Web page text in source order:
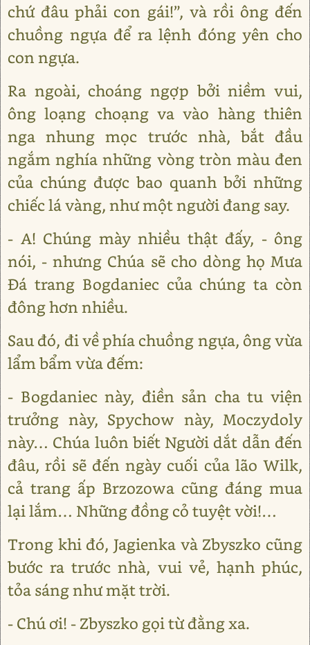
chứ đâu phải con gái!”, và rồi ông đến
chuồng ngựa để ra lệnh đóng yên cho
con ngựa.
Ra ngoài, choáng ngợp bởi niềm vui,
ông loạng choạng va vào hàng thiên
nga nhung mọc trước nhà, bắt đầu
ngắm nghía những vòng tròn màu đen
của chúng được bao quanh bởi những
chiếc lá vàng, như một người đang say.
- A! Chúng mày nhiều thật đấy, - ông
nói, - nhưng Chúa sẽ cho dòng họ Mưa
Đá trang Bogdaniec của chúng ta còn
đông hơn nhiều.
Sau đó, đi về phía chuồng ngựa, ông vừa
lẩm bẩm vừa đếm:
- Bogdaniec này, điền sản cha tu viện
trưởng này, Spychow này, Moczydoly
này… Chúa luôn biết Người dắt dẫn đến
đâu, rồi sẽ đến ngày cuối của lão Wilk,
cả trang ấp Brzozowa cũng đáng mua
lại lắm… Những đồng cỏ tuyệt vời!…
Trong khi đó, Jagienka và Zbyszko cũng
bước ra trước nhà, vui vẻ, hạnh phúc,
tỏa sáng như mặt trời.
- Chú ơi! - Zbyszko gọi từ đằng xa.